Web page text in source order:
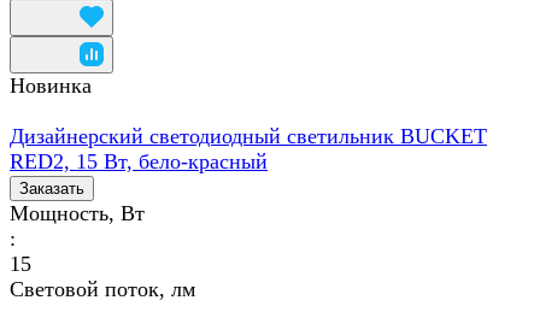
Новинка
Дизайнерский светодиодный светильник BUCKET
RED2, 15 Вт, бело-красный
Заказать
Мощность, Вт
:
15
Световой поток, лм